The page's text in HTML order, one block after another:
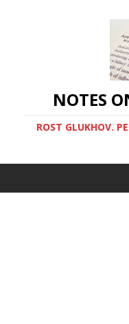
NOTES
ROST GLUKHOV.